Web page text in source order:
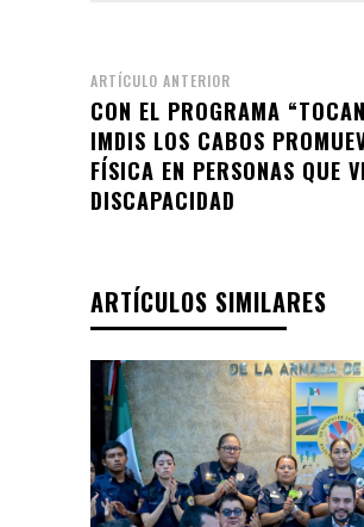
ARTÍCULO ANTERIOR
CON EL PROGRAMA
IMDIS LOS CABOS
FÍSICA EN PERSONAS QUE
DISCAPACIDAD
ARTÍCULOS SIMILARES